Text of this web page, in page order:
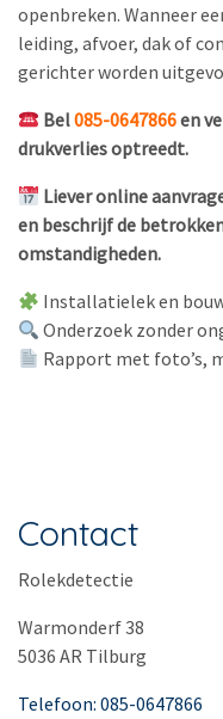
openbreken. Wanneer
leiding, afvoer, dak of
gerichter worden
Bel085-0647866en
drukverlies optreedt.
Liever online
en beschrijf de
omstandigheden.
Installatielek en
Onderzoek zonder
Rapport met foto’s,
Contact
Rolekdetectie
Warmonderf 38
5036 AR Tilburg
Telefoon: 085-0647866